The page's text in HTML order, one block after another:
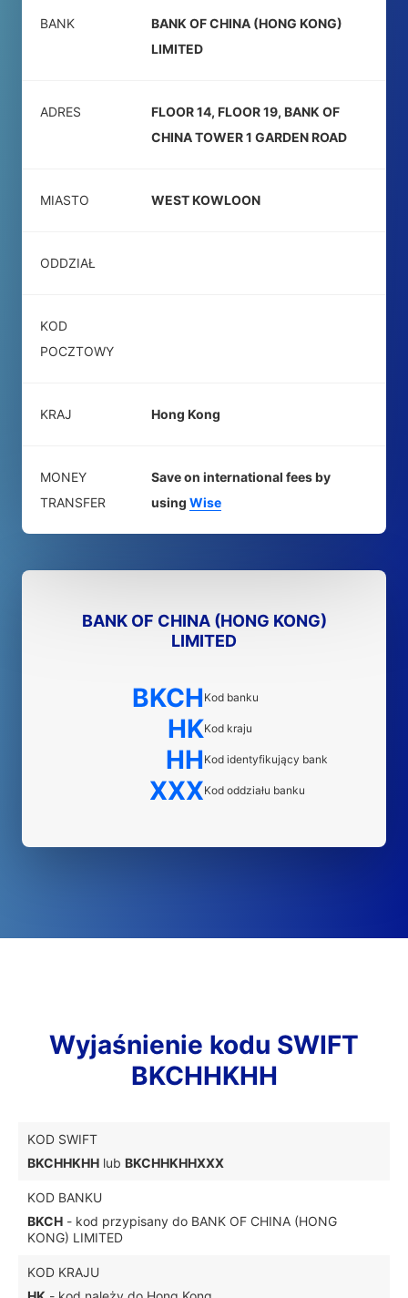
BANK
BANK OF CHINA (HONG KONG)
LIMITED
ADRES
FLOOR 14, FLOOR 19, BANK OF
CHINA TOWER 1 GARDEN ROAD
MIASTO WEST KOWLOON
ODDZIAŁ
KOD
POCZTOWY
KRAJ Hong Kong
MONEY
TRANSFER
Save on international fees by
using Wise
BANK OF CHINA (HONG KONG)
LIMITED
BKCHKod banku
HKKod kraju
HHKod identyfikujący bank
XXXKod oddziału banku
Wyjaśnienie kodu SWIFT
BKCHHKHH
KOD SWIFT
BKCHHKHH lub BKCHHKHHXXX
KOD BANKU
BKCH - kod przypisany do BANK OF CHINA (HONG
KONG) LIMITED
KOD KRAJU